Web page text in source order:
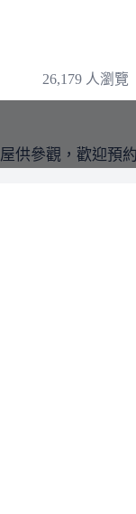
26,179 人瀏覽
供參觀，歡迎預